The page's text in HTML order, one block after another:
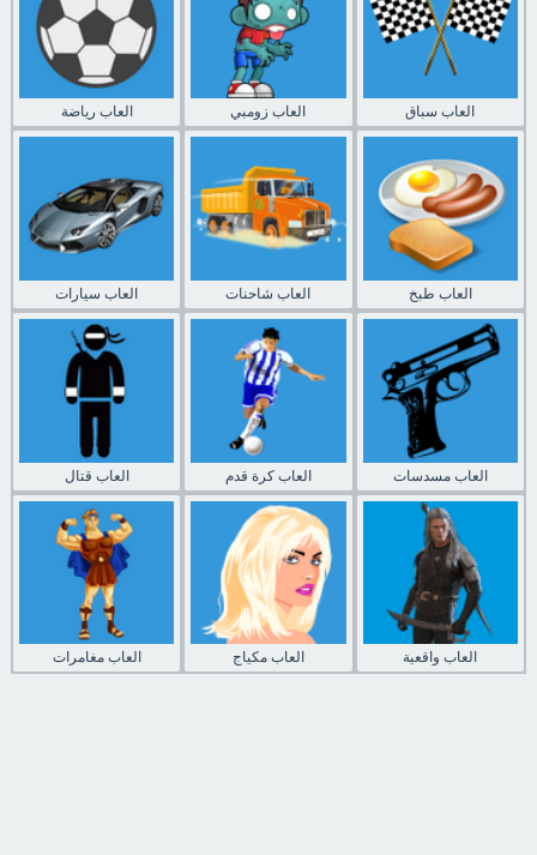
العاب رياضة العاب زومبي العاب سباق
العاب سيارات العاب شاحنات العاب طبخ
العاب قتال العاب كرة قدم العاب مسدسات
العاب مغامرات العاب مكياج العاب واقعية